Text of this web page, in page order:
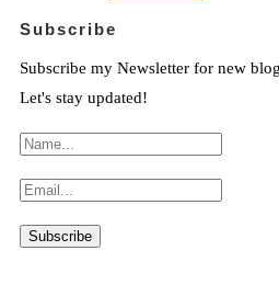
Subscribe
Subscribe my Newsletter for new
Let's stay updated!